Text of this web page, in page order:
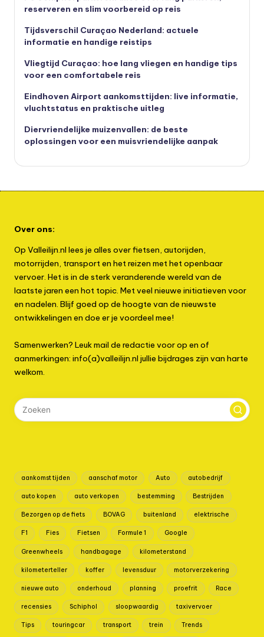
reserveren en slim voorbereid op reis
Tijdsverschil Curaçao Nederland: actuele
informatie en handige reistips
Vliegtijd Curaçao: hoe lang vliegen en handige tips
voor een comfortabele reis
Eindhoven Airport aankomsttijden: live informatie,
vluchtstatus en praktische uitleg
Diervriendelijke muizenvallen: de beste
oplossingen voor een muisvriendelijke aanpak
Over ons:
Op Valleilijn.nl lees je alles over fietsen, autorijden,
motorrijden, transport en het reizen met het openbaar
vervoer. Het is in de sterk veranderende wereld van de
laatste jaren een hot topic. Met veel nieuwe initiatieven voor
en nadelen. Blijf goed op de hoogte van de nieuwste
ontwikkelingen en doe er je voordeel mee!
Samenwerken? Leuk mail de redactie voor op en of
aanmerkingen: info(a)valleilijn.nl jullie bijdrages zijn van harte
welkom.
aankomst tijden aanschaf motor Auto autobedrijf
auto kopen auto verkopen bestemming Bestrijden
Bezorgen op de fiets BOVAG buitenland elektrische
F1 Fies Fietsen Formule 1 Google
Greenwheels handbagage kilometerstand
kilometerteller koffer levensduur motorverzekering
nieuwe auto onderhoud planning proefrit Race
recensies Schiphol sloopwaardig taxivervoer
Tips touringcar transport trein Trends